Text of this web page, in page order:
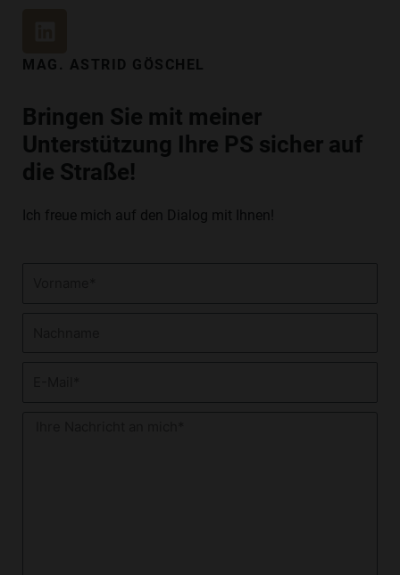
N
E
D
I
N
MAG. ASTRID GÖSCHEL
Bringen Sie mit meiner
Unterstützung Ihre PS sicher auf
die Straße!
Ich freue mich auf den Dialog mit Ihnen!